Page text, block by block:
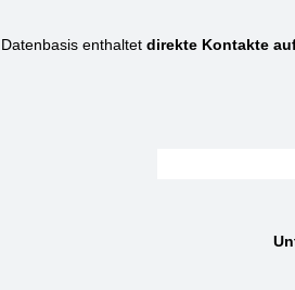
enthaltet direkte Kontakte